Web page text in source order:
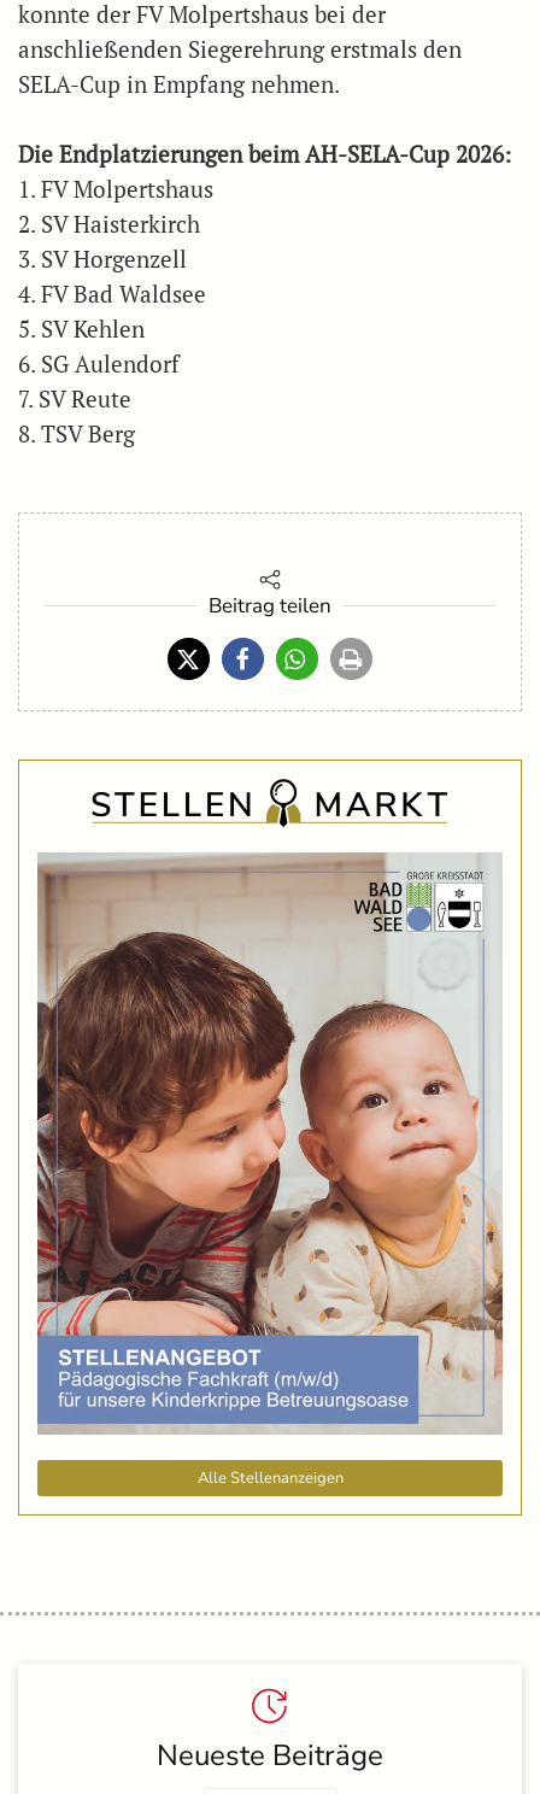
konnte der FV Molpertshaus bei der
anschließenden Siegerehrung erstmals den
SELA-Cup in Empfang nehmen.
Die Endplatzierungen beim AH-SELA-Cup 2026:
1. FV Molpertshaus
2. SV Haisterkirch
3. SV Horgenzell
4. FV Bad Waldsee
5. SV Kehlen
6. SG Aulendorf
7. SV Reute
8. TSV Berg
Beitrag teilen
Alle Stellenanzeigen
Neueste Beiträge